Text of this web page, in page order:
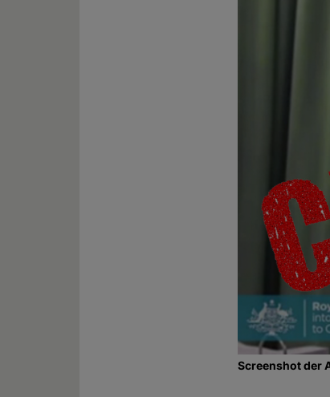
Screenshot der